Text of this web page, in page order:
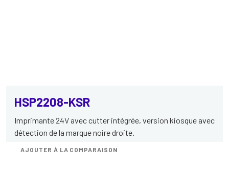
HSP2208-KSR
Imprimante 24V avec cutter intégrée, version kiosque avec
détection de la marque noire droite.
AJOUTER À LA COMPARAISON